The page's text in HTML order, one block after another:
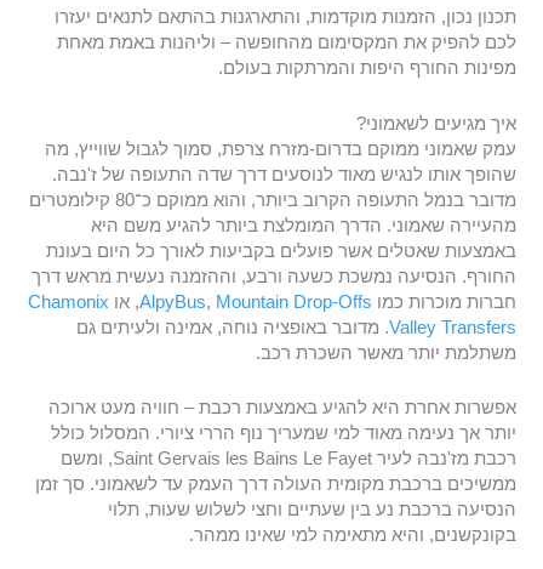
תכנון נכון, הזמנות מוקדמות, והתארגנות בהתאם לתנאים יעזרו
לכם להפיק את המקסימום מהחופשה – וליהנות באמת מאחת
מפינות החורף היפות והמרתקות בעולם.
איך מגיעים לשאמוני?
עמק שאמוני ממוקם בדרום-מזרח צרפת, סמוך לגבול שווייץ, מה
שהופך אותו לנגיש מאוד לנוסעים דרך שדה התעופה של ז'נבה.
מדובר בנמל התעופה הקרוב ביותר, והוא ממוקם כ־80 קילומטרים
מהעיירה שאמוני. הדרך המומלצת ביותר להגיע משם היא
באמצעות שאטלים אשר פועלים בקביעות לאורך כל היום בעונת
החורף. הנסיעה נמשכת כשעה ורבע, וההזמנה נעשית מראש דרך
חברות מוכרות כמו
AlpyBus, Mountain Drop-Offs , או Chamonix
Valley Transfers. מדובר באופציה נוחה, אמינה ולעיתים גם
משתלמת יותר מאשר השכרת רכב.
אפשרות אחרת היא להגיע באמצעות רכבת – חוויה מעט ארוכה
יותר אך נעימה מאוד למי שמעריך נוף הררי ציורי. המסלול כולל
רכבת מז'נבה לעיר Saint Gervais les Bains Le Fayet, ומשם
ממשיכים ברכבת מקומית העולה דרך העמק עד לשאמוני. סך זמן
הנסיעה ברכבת נע בין שעתיים וחצי לשלוש שעות, תלוי
בקונקשנים, והיא מתאימה למי שאינו ממהר.